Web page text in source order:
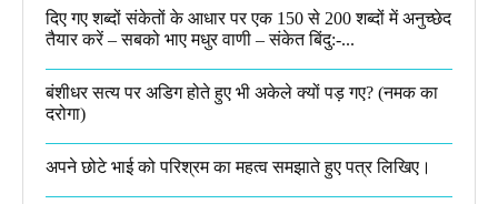
दिए गए शब्दों संकेतों के आधार पर एक 150 से 200 शब्दों में अनुच्छेद
तैयार करें – सबको भाए मधुर वाणी – संकेत बिंदु:-...
बंशीधर सत्य पर अडिग होते हुए भी अकेले क्यों पड़ गए? (नमक का
दरोगा)
अपने छोटे भाई को परिश्रम का महत्व समझाते हुए पत्र लिखिए।